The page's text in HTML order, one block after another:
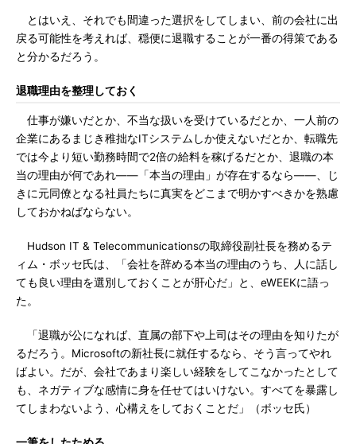
とはいえ、それでも間違った選択をしてしまい、前の会社に出
戻る可能性を考えれば、穏便に退職することが一番の得策である
と分かるだろう。
退職理由を整理しておく
仕事が嫌いだとか、不当な扱いを受けているだとか、一人前の
企業にあるまじき稚拙なITシステムしか使えないだとか、転職先
では今より短い勤務時間で2倍の給料を稼げるだとか、退職の本
当の理由が何であれ――「本当の理由」が存在するなら――、じ
きに元同僚となる社員たちに真実をどこまで明かすべきかを熟慮
しておかねばならない。
Hudson IT & Telecommunicationsの取締役副社長を務めるテ
ィム・ボッセ氏は、「会社を辞める本当の理由のうち、人に話し
ても良い理由を選別しておくことが肝心だ」と、eWEEKに語っ
た。
「退職が公になれば、直属の部下や上司はその理由を知りたが
るだろう。Microsoftの新社長に就任するなら、そう言ってやれ
ばよい。だが、会社であまり楽しい経験をしてこなかったとして
も、ネガティブな感情に身を任せてはいけない。すべてを暴露し
てしまわないよう、心構えをしておくことだ」（ボッセ氏）